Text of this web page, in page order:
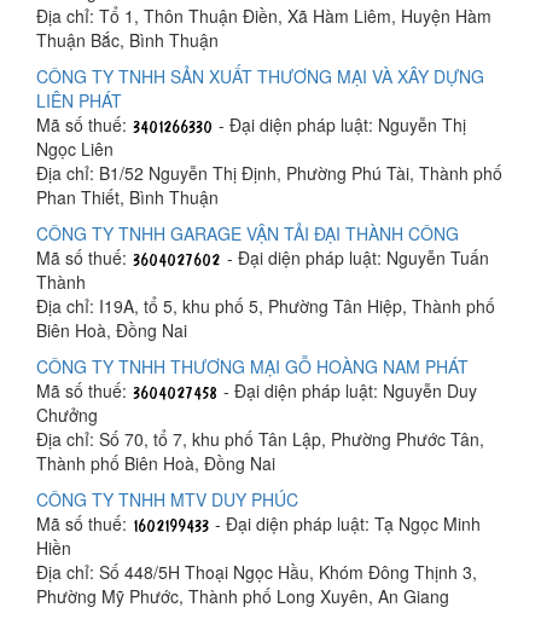
Địa chỉ: Tổ 1, Thôn Thuận Điền, Xã Hàm Liêm, Huyện Hàm
Thuận Bắc, Bình Thuận
CÔNG TY TNHH SẢN XUẤT THƯƠNG MẠI VÀ XÂY DỰNG
LIÊN PHÁT
Mã số thuế:
- Đại diện pháp luật: Nguyễn Thị
Ngọc Liên
Địa chỉ: B1/52 Nguyễn Thị Định, Phường Phú Tài, Thành phố
Phan Thiết, Bình Thuận
CÔNG TY TNHH GARAGE VẬN TẢI ĐẠI THÀNH CÔNG
Mã số thuế:
- Đại diện pháp luật: Nguyễn Tuấn
Thành
Địa chỉ: I19A, tổ 5, khu phố 5, Phường Tân Hiệp, Thành phố
Biên Hoà, Đồng Nai
CÔNG TY TNHH THƯƠNG MẠI GỖ HOÀNG NAM PHÁT
Mã số thuế:
- Đại diện pháp luật: Nguyễn Duy
Chưởng
Địa chỉ: Số 70, tổ 7, khu phố Tân Lập, Phường Phước Tân,
Thành phố Biên Hoà, Đồng Nai
CÔNG TY TNHH MTV DUY PHÚC
Mã số thuế:
- Đại diện pháp luật: Tạ Ngọc Minh
Hiền
Địa chỉ: Số 448/5H Thoại Ngọc Hầu, Khóm Đông Thịnh 3,
Phường Mỹ Phước, Thành phố Long Xuyên, An Giang